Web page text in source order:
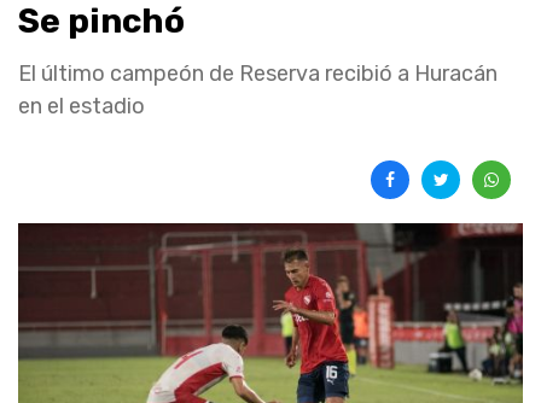
Se pinchó
El último campeón de Reserva recibió a Huracán
en el estadio